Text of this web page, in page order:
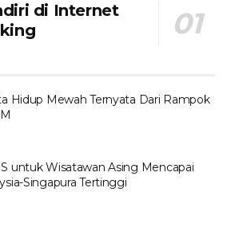
di Internet
Hidup Mewah Ternyata Dari Rampok
untuk Wisatawan Asing Mencapai
Singapura Tertinggi